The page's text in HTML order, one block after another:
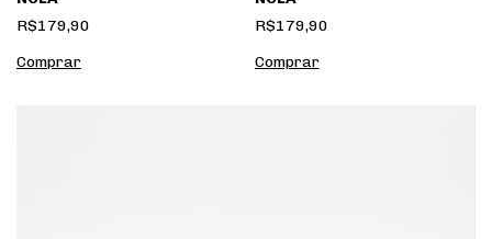
R$179,90
R$179,90